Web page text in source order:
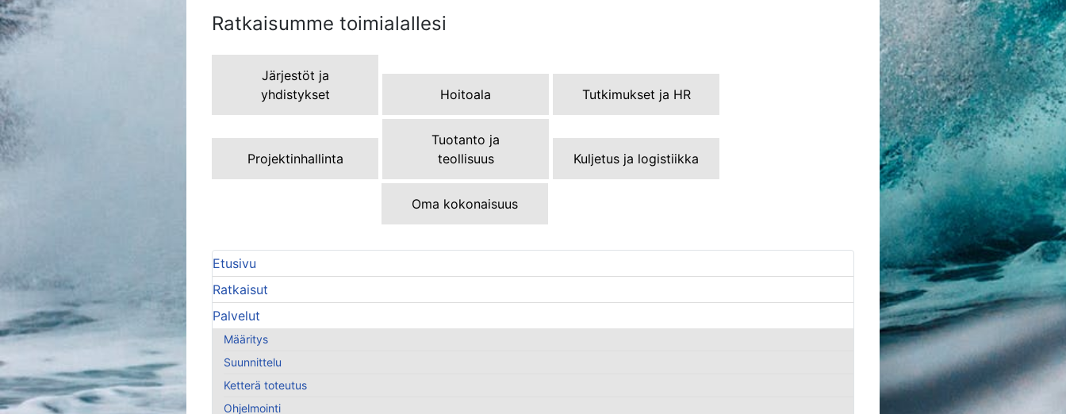
Etusivu
Ratkaisut
Palvelut
Määritys
Suunnittelu
Ketterä toteutus
Ohjelmointi
Ratkaisumme toimialallesi
Järjestöt ja
yhdistykset
Hoitoala Tutkimukset ja HR
Projektinhallinta
Tuotanto ja
teollisuus
Kuljetus ja logistiikka
Oma kokonaisuus